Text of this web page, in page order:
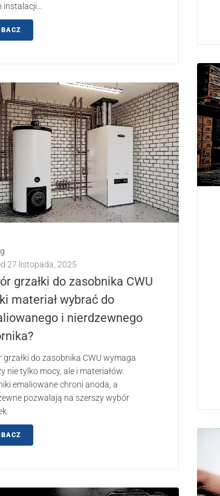
27 listopada, 2025
grzałki do zasobnika CWU
materiał wybrać do
i nierdzewnego
grzałki do zasobnika CWU wymaga
nie tylko mocy, ale i materiałów.
emaliowane chroni anoda, a
pozwalają na szerszy wybór